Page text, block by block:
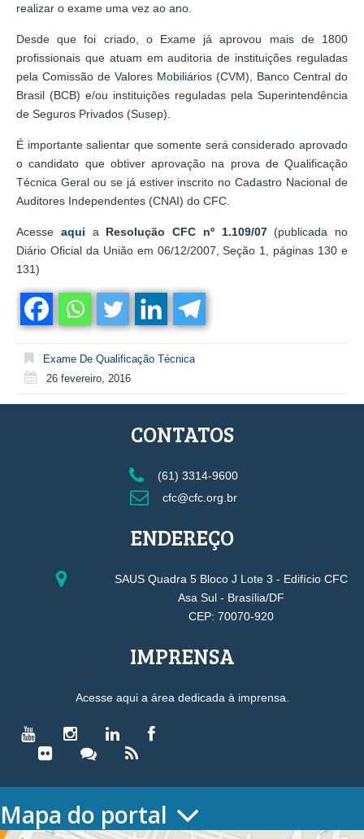
realizar o exame uma vez ao ano.
Desde que foi criado, o Exame já aprovou mais de 1800
profissionais que atuam em auditoria de instituições reguladas
pela Comissão de Valores Mobiliários (CVM), Banco Central do
Brasil (BCB) e/ou instituições reguladas pela Superintendência
de Seguros Privados (Susep).
É importante salientar que somente será considerado aprovado
o candidato que obtiver aprovação na prova de Qualificação
Técnica Geral ou se já estiver inscrito no Cadastro Nacional de
Auditores Independentes (CNAI) do CFC.
Acesse aqui a Resolução CFC nº 1.109/07 (publicada no
Diário Oficial da União em 06/12/2007, Seção 1, páginas 130 e
131)
Exame De Qualificação Técnica
26 fevereiro, 2016
CONTATOS
(61) 3314-9600
cfc@cfc.org.br
ENDEREÇO
SAUS Quadra 5 Bloco J Lote 3 - Edifício CFC
Asa Sul - Brasília/DF
CEP: 70070-920
IMPRENSA
Acesse aqui a área dedicada à imprensa.
Mapa do portal